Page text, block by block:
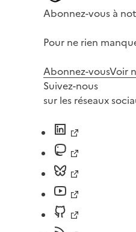
Abonnez-vous à
Pour ne rien
Abonnez-vousVoir
Suivez-nous
sur les réseaux